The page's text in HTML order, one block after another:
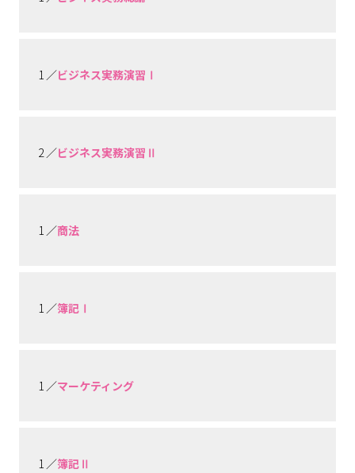
1 ／ビジネス実務演習Ⅰ
2 ／ビジネス実務演習Ⅱ
1 ／商法
1 ／簿記Ⅰ
1 ／マーケティング
1 ／簿記Ⅱ